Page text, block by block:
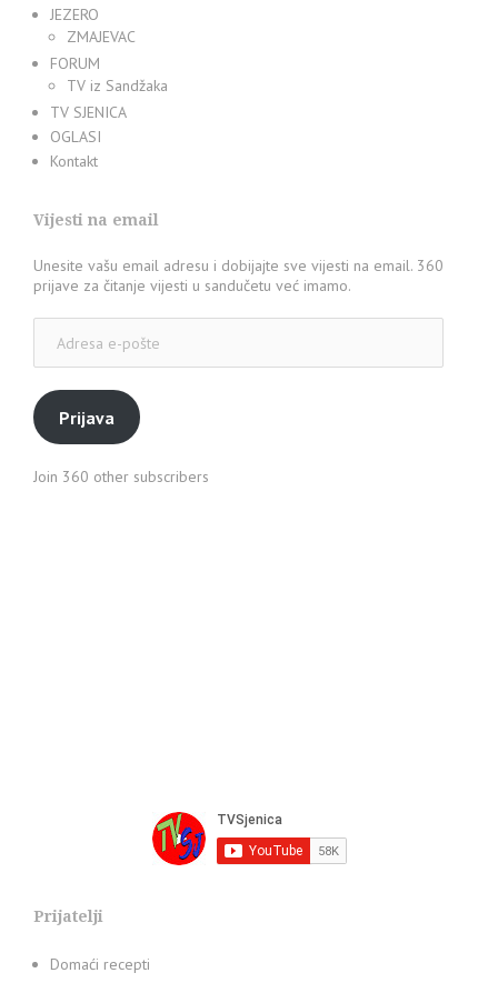
JEZERO
ZMAJEVAC
FORUM
TV iz Sandžaka
TV SJENICA
OGLASI
Kontakt
Vijesti na email
Unesite vašu email adresu i dobijajte sve vijesti na email. 360
prijave za čitanje vijesti u sandučetu već imamo.
pošte
Prijava
Join 360 other subscribers
Prijatelji
Domaći recepti